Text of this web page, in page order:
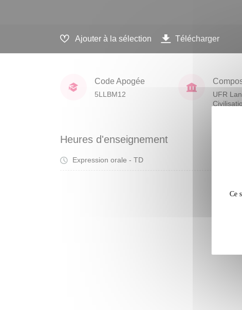
Ajouter à la sélection Télécharger
Code Apogée
5LLBM12
UFR
Heures d'enseignement
Expression orale - TD
Ce